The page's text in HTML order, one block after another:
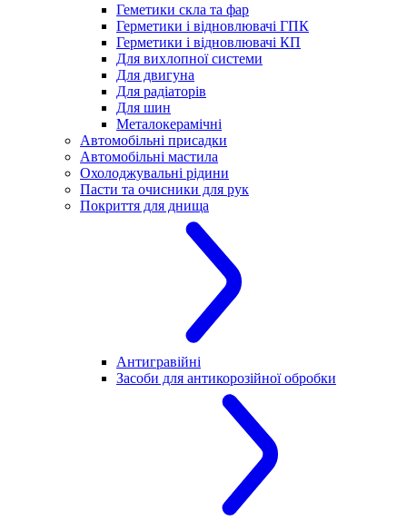
Геметики скла та фар
Герметики і відновлювачі ГПК
Герметики і відновлювачі КП
Для вихлопної системи
Для двигуна
Для радіаторів
Для шин
Металокерамічні
Автомобільні присадки
Автомобільні мастила
Охолоджувальні рідини
Пасти та очисники для рук
Покриття для днища
Антигравійні
Засоби для антикорозійної обробки